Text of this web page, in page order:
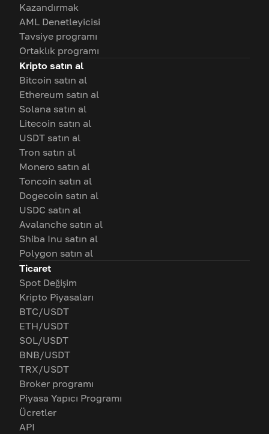
Kazandırmak
AML Denetleyicisi
Tavsiye programı
Ortaklık programı
Kripto satın al
Bitcoin satın al
Ethereum satın al
Solana satın al
Litecoin satın al
USDT satın al
Tron satın al
Monero satın al
Toncoin satın al
Dogecoin satın al
USDC satın al
Avalanche satın al
Shiba Inu satın al
Polygon satın al
Ticaret
Spot Değişim
Kripto Piyasaları
BTC/USDT
ETH/USDT
SOL/USDT
BNB/USDT
TRX/USDT
Broker programı
Piyasa Yapıcı Programı
Ücretler
API